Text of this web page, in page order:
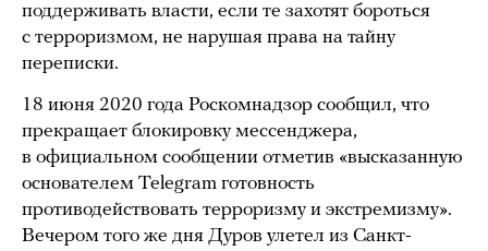
поддерживать власти, если те захотят бороться
с терроризмом, не нарушая права на тайну
переписки.
18 июня 2020 года Роскомнадзор сообщил, что
прекращает блокировку мессенджера,
в официальном сообщении отметив «высказанную
основателем Telegram готовность
противодействовать терроризму и экстремизму».
Вечером того же дня Дуров улетел из Санкт-